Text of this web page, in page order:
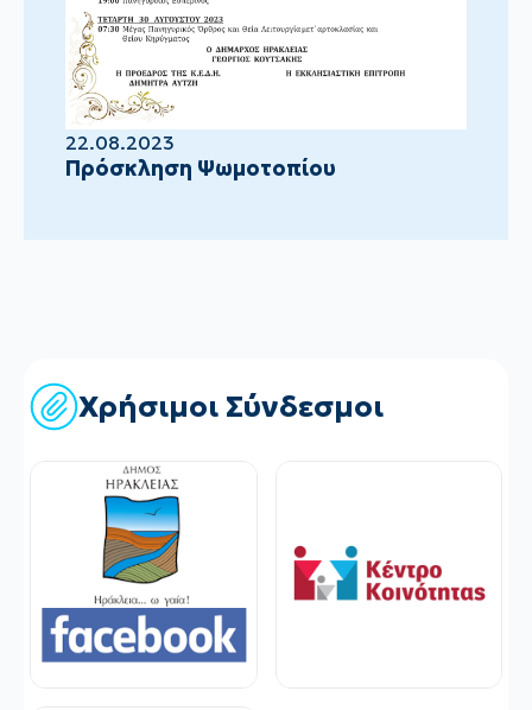
22.08.2023
Πρόσκληση Ψωμοτοπίου
Χρήσιμοι Σύνδεσμοι